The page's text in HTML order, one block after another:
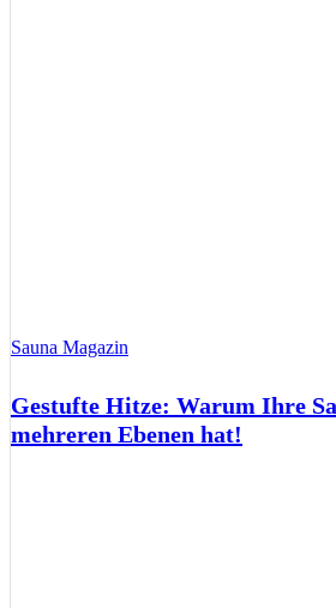
Sauna Magazin
Gestufte Hitze: Warum Ihre
mehreren Ebenen hat!